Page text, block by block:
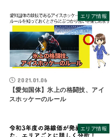
エリア情報
2021.01.06
【愛知国体】氷上の格闘技、アイ
スホッケーのルール
エリア情報